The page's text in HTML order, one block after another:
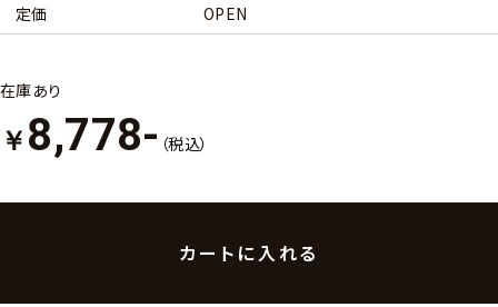
定価
OPEN
在庫あり
￥ 8,778- （税込）